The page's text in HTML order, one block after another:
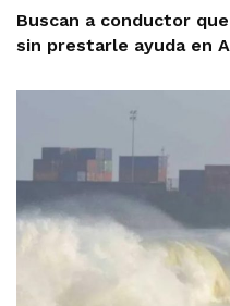
Buscan a conductor
sin prestarle ayuda en